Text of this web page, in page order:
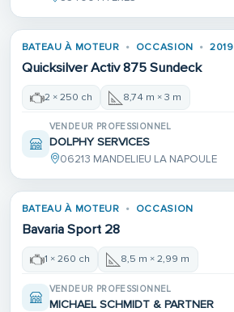
BATEAU À MOTEUR OCCASION 2019
Quicksilver Activ 875 Sundeck
2 × 250 ch 8,74 m × 3 m
VENDEUR PROFESSIONNEL
DOLPHY SERVICES
06213 MANDELIEU LA NAPOULE
BATEAU À MOTEUR OCCASION
Bavaria Sport 28
1 × 260 ch 8,5 m × 2,99 m
VENDEUR PROFESSIONNEL
MICHAEL SCHMIDT & PARTNER